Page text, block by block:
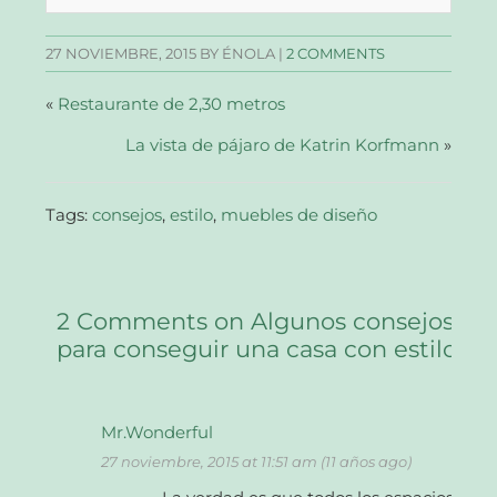
abre
una
ventana
nueva)
abre
una
ventana
nueva)
abre
una
ventana
nueva)
correo
a
un
amigo
abre
en
ventana
nueva)
27 NOVIEMBRE, 2015 BY ÉNOLA |2 COMMENTS
« Restaurante de 2,30 metros
La vista de pájaro de Katrin Korfmann »
Tags:consejos,estilo, muebles de diseño
2 Comments on Algunos consejos
para conseguir una casa con estilo
Mr.Wonderful
27 noviembre, 2015 at 11:51 am (11 años ago)